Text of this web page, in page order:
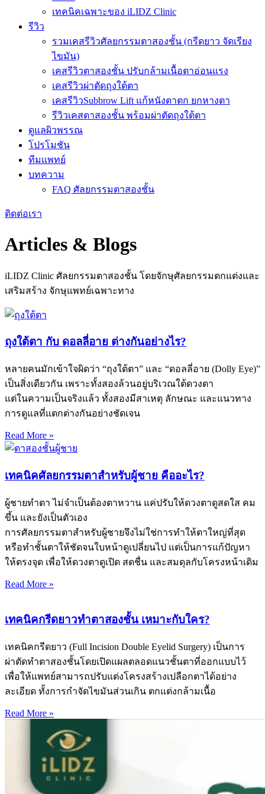
เทคนิคเฉพาะของ iLIDZ Clinic
รีวิว
รวมเคสรีวิวศัลยกรรมตาสองชั้น (กรีดยาว จัดเรียง
ไขมัน)
เคสรีวิวตาสองชั้น ปรับกล้ามเนื้อตาอ่อนแรง
เคสรีวิวผ่าตัดถุงใต้ตา
เคสรีวิวSubbrow Lift แก้หนังตาตก ยกหางตา
รีวิวเคสตาสองชั้น พร้อมผ่าตัดถุงใต้ตา
ดูแลผิวพรรณ
โปรโมชัน
ทีมแพทย์
บทความ
FAQ ศัลยกรรมตาสองชั้น
ติดต่อเรา
Articles & Blogs
iLIDZ Clinic ศัลยกรรมตาสองชั้น โดยจักษุศัลยกรรมตกแต่งและ
เสริมสร้าง จักษุแพทย์เฉพาะทาง
ถุงใต้ตา กับ ดอลลี่อาย ต่างกันอย่างไร?
หลายคนมักเข้าใจผิดว่า “ถุงใต้ตา” และ “ดอลลี่อาย (Dolly Eye)”
เป็นสิ่งเดียวกัน เพราะทั้งสองล้วนอยู่บริเวณใต้ดวงตา
แต่ในความเป็นจริงแล้ว ทั้งสองมีสาเหตุ ลักษณะ และแนวทาง
การดูแลที่แตกต่างกันอย่างชัดเจน
Read More »
เทคนิคศัลยกรรมตาสําหรับผู้ชาย คืออะไร?
ผู้ชายทำตา ไม่จำเป็นต้องตาหวาน แค่ปรับให้ดวงตาดูสดใส คม
ขึ้น และยังเป็นตัวเอง
การศัลยกรรมตาสำหรับผู้ชายจึงไม่ใช่การทำให้ตาใหญ่ที่สุด
หรือทำชั้นตาให้ชัดจนใบหน้าดูเปลี่ยนไป แต่เป็นการแก้ปัญหา
ให้ตรงจุด เพื่อให้ดวงตาดูเปิด สดชื่น และสมดุลกับโครงหน้าเดิม
Read More »
เทคนิคกรีดยาวทำตาสองชั้น เหมาะกับใคร?
เทคนิคกรีดยาว (Full Incision Double Eyelid Surgery) เป็นการ
ผ่าตัดทำตาสองชั้นโดยเปิดแผลตลอดแนวชั้นตาที่ออกแบบไว้
เพื่อให้แพทย์สามารถปรับแต่งโครงสร้างเปลือกตาได้อย่าง
ละเอียด ทั้งการกำจัดไขมันส่วนเกิน ตกแต่งกล้ามเนื้อ
Read More »